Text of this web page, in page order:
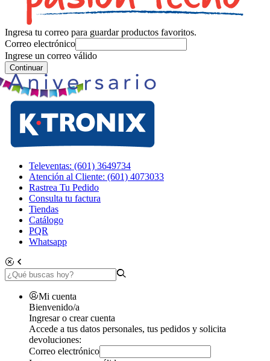
Ingresa tu correo para guardar productos favoritos.
Correo electrónico
Ingrese un correo válido
Continuar
Televentas: (601) 3649734
Atención al Cliente: (601) 4073033
Rastrea Tu Pedido
Consulta tu factura
Tiendas
Catálogo
PQR
Whatsapp
Mi cuenta
Bienvenido/a
Ingresar o crear cuenta
Accede a tus datos personales, tus pedidos y solicita
devoluciones:
Correo electrónico